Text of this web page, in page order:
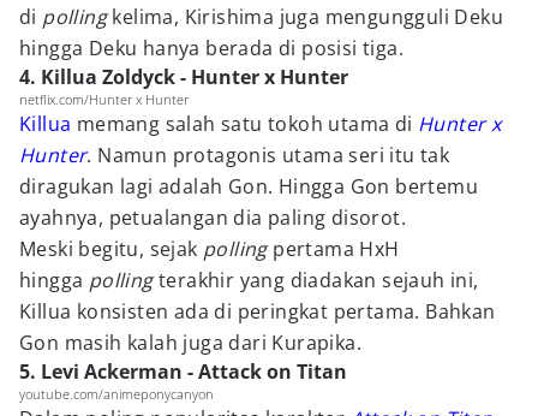
di pollingkelima, Kirishima juga mengungguli Deku
hingga Deku hanya berada di posisi tiga.
4. Killua Zoldyck - Hunter x Hunter
netflix.com/Hunter x Hunter
Killua memang salah satu tokoh utama di Hunter x
Hunter. Namun protagonis utama seri itu tak
diragukan lagi adalah Gon. Hingga Gon bertemu
ayahnya, petualangan dia paling disorot.
Meski begitu, sejak pollingpertama HxH
hingga pollingterakhir yang diadakan sejauh ini,
Killua konsisten ada di peringkat pertama. Bahkan
Gon masih kalah juga dari Kurapika.
5. Levi Ackerman - Attack on Titan
youtube.com/animeponycanyon